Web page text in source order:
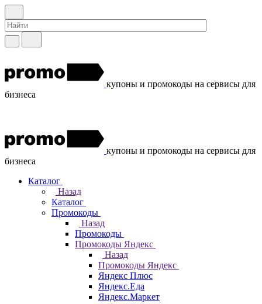
купоны и промокоды на сервисы для
бизнеса
купоны и промокоды на сервисы для
бизнеса
Каталог
Назад
Каталог
Промокоды
Назад
Промокоды
Промокоды Яндекс
Назад
Промокоды Яндекс
Яндекс Плюс
Яндекс.Еда
Яндекс.Маркет